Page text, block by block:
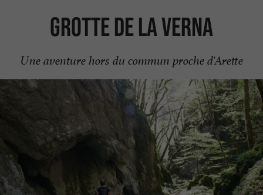
Grotte de la Verna
Une aventure hors du commun proche d'Arette